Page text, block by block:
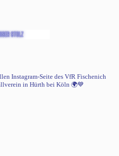
Instagram-Seite des VfR Fischenich
in Hürth bei Köln 🌍💙